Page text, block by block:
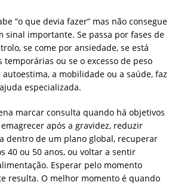
“o que devia fazer” mas não consegue
sinal importante. Se passa por fases de
se come por ansiedade, se está
temporárias ou se o excesso de peso
autoestima, a mobilidade ou a saúde, faz
especializada.
marcar consulta quando há objetivos
após a gravidez, reduzir
dentro de um plano global, recuperar
40 ou 50 anos, ou voltar a sentir
Esperar pelo momento
resulta. O melhor momento é quando